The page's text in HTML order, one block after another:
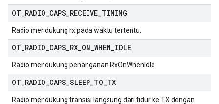
OT RADIO CAPS RECEIVE TIMING
Radio mendukung rx pada waktu tertentu.
OT RADIO CAPS RX ON WHEN IDLE
Radio mendukung penanganan RxOnWhenIdle.
OT RADIO CAPS SLEEP TO TX
Radio mendukung transisi langsung dari tidur ke TX dengan